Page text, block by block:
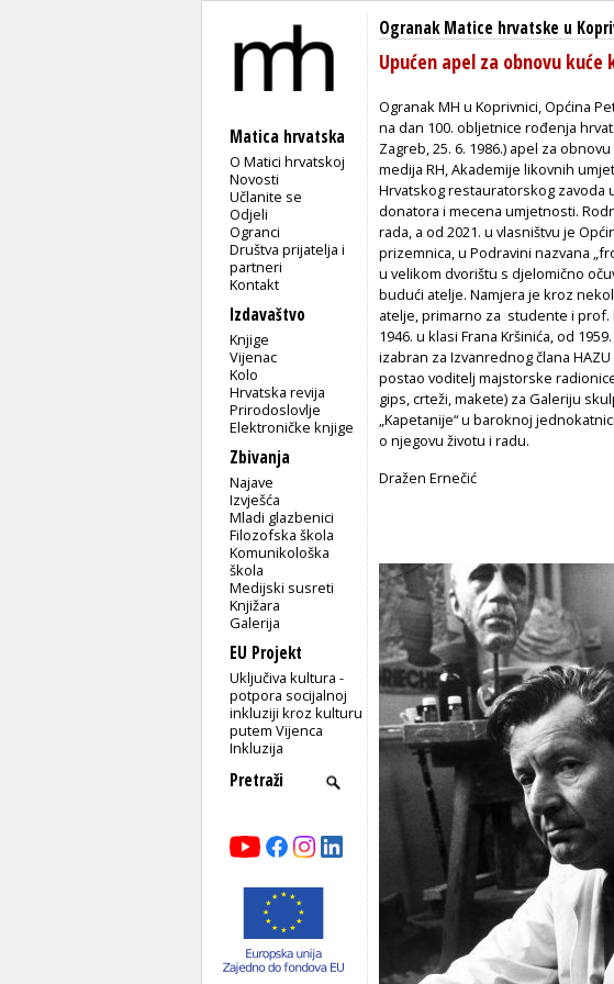
Matica hrvatska
O Matici hrvatskoj
Novosti
Učlanite se
Odjeli
Ogranci
Društva prijatelja i
partneri
Kontakt
Izdavaštvo
Knjige
Vijenac
Kolo
Hrvatska revija
Prirodoslovlje
Elektroničke knjige
Zbivanja
Najave
Izvješća
Mladi glazbenici
Filozofska škola
Komunikološka
škola
Medijski susreti
Knjižara
Galerija
EU Projekt
Uključiva kultura -
potpora socijalnoj
inkluziji kroz kulturu
putem Vijenca
Inkluzija
Ogranak Matice hrvatske u
Upućen apel za obnovu kuće
Ogranak MH u Koprivnici, Općina
na dan 100. obljetnice rođenja
Zagreb, 25. 6. 1986.) apel za
medija RH, Akademije likovnih
Hrvatskog restauratorskog zavoda
donatora i mecena umjetnosti.
rada, a od 2021. u vlasništvu je
prizemnica, u Podravini nazvana
u velikom dvorištu s djelomično
budući atelje. Namjera je kroz
atelje, primarno za studente i prof.
1946. u klasi Frana Kršinića, od
izabran za Izvanrednog člana
postao voditelj majstorske
gips, crteži, makete) za Galeriju
„Kapetanije“ u baroknoj
o njegovu životu i radu.
Dražen Ernečić